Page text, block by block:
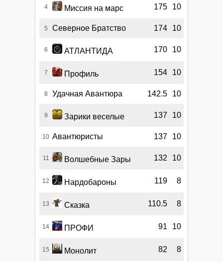
4 Миссия на марс 175 10
5 Северное Братство 174 10
6 АТЛАНТИДА 170 10
7 Профиль 154 10
8 Удачная Авантюра 142.5 10
9 Зарики веселые 137 10
10 Авантюристы 137 10
11 Волшебные Зары 132 10
12 Нардобароны 119 8
13 Сказка 110.5 8
14 ПРОФИ 91 10
15 Монолит 82 8